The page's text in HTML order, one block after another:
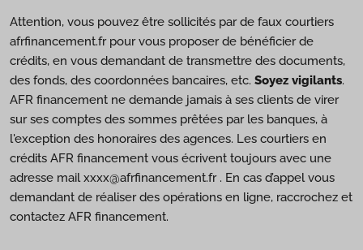
Attention, vous pouvez être sollicités par de faux courtiers
afrfinancement.fr pour vous proposer de bénéficier de
crédits, en vous demandant de transmettre des documents,
des fonds, des coordonnées bancaires, etc. Soyez vigilants.
AFR financement ne demande jamais à ses clients de virer
sur ses comptes des sommes prêtées par les banques, à
l'exception des honoraires des agences. Les courtiers en
crédits AFR financement vous écrivent toujours avec une
adresse mail xxxx@afrfinancement.fr . En cas d’appel vous
demandant de réaliser des opérations en ligne, raccrochez et
contactez AFR financement.